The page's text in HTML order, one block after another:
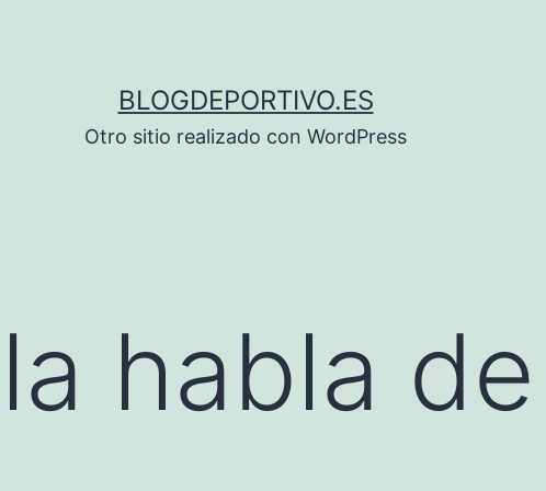
BLOGDEPORTIVO.ES
Otro sitio realizado con WordPress
habla